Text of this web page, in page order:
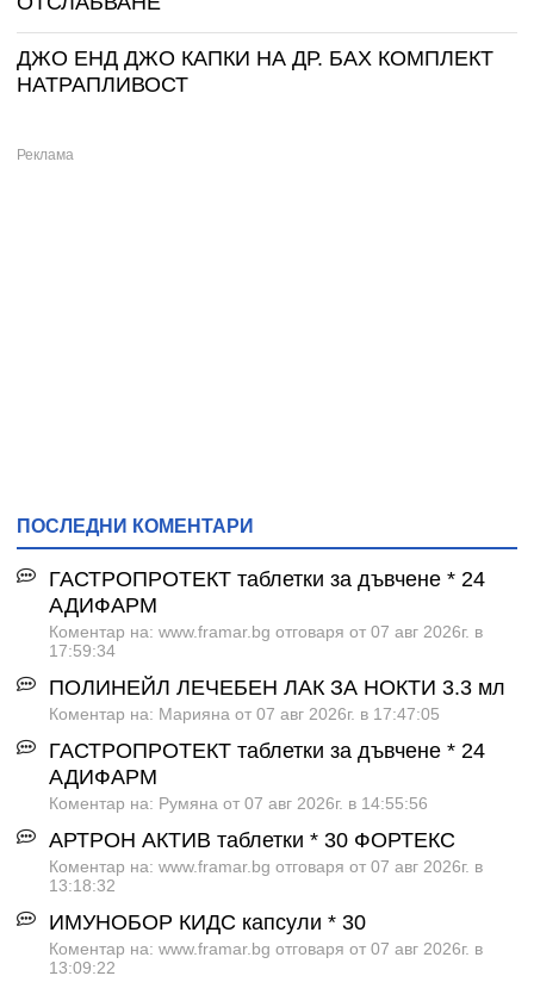
ДЖО ЕНД ДЖО КАПКИ НА ДР. БАХ КОМПЛЕКТ
НАТРАПЛИВОСТ
ПОСЛЕДНИ КОМЕНТАРИ
ГАСТРОПРОТЕКТ таблетки за дъвчене * 24
АДИФАРМ
Коментар на: www.framar.bg отговаря от 07 авг 2026г. в
17:59:34
ПОЛИНЕЙЛ ЛЕЧЕБЕН ЛАК ЗА НОКТИ 3.3 мл
Коментар на: Марияна от 07 авг 2026г. в 17:47:05
ГАСТРОПРОТЕКТ таблетки за дъвчене * 24
АДИФАРМ
Коментар на: Румяна от 07 авг 2026г. в 14:55:56
АРТРОН АКТИВ таблетки * 30 ФОРТЕКС
Коментар на: www.framar.bg отговаря от 07 авг 2026г. в
13:18:32
ИМУНОБОР КИДС капсули * 30
Коментар на: www.framar.bg отговаря от 07 авг 2026г. в
13:09:22